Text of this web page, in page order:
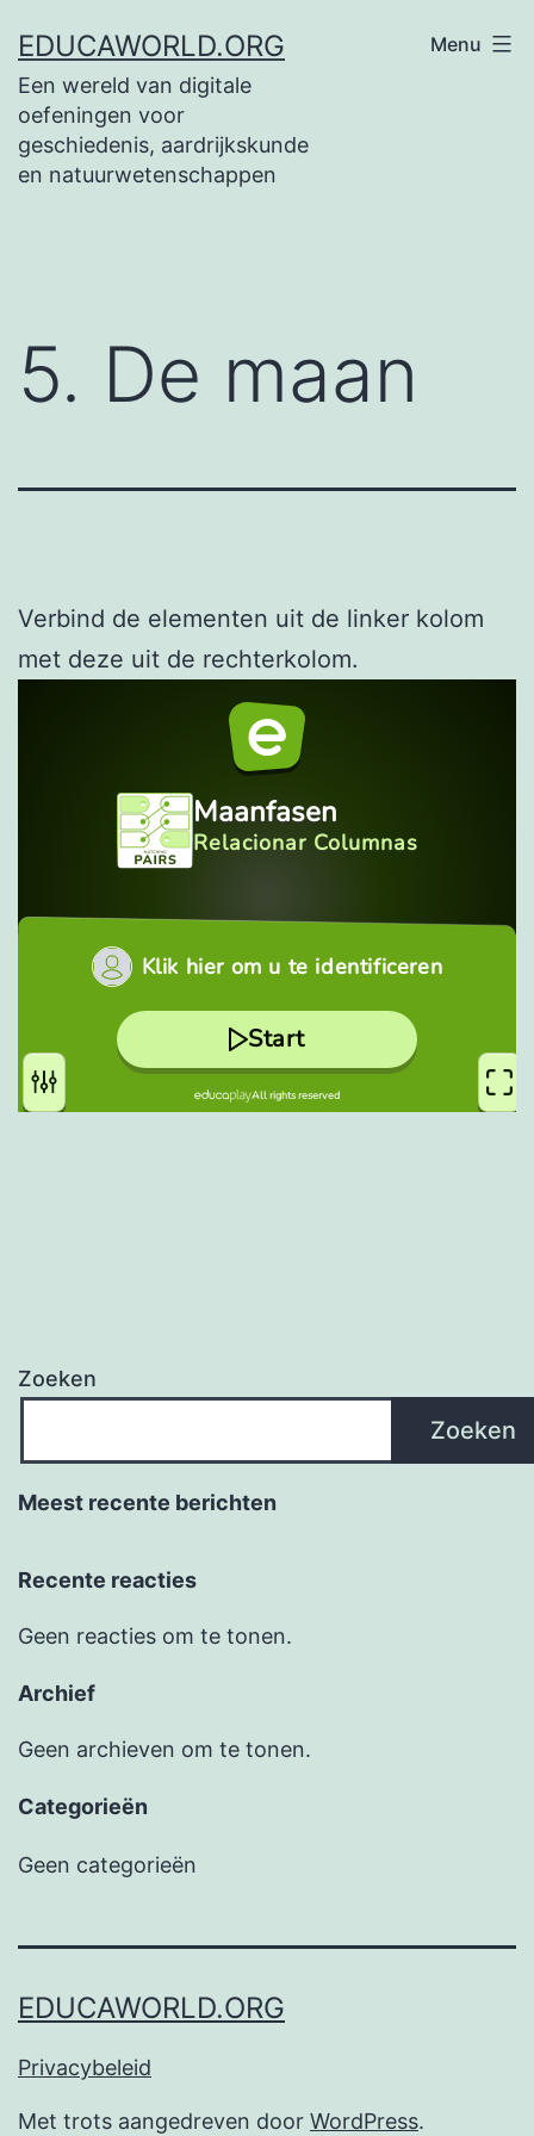
naar
de
inhoud
EDUCAWORLD.ORG
Een wereld van digitale
oefeningen voor
geschiedenis, aardrijkskunde
en natuurwetenschappen
Menu
5. De maan
Verbind de elementen uit de linker kolom
met deze uit de rechterkolom.
Zoeken
Zoeken
Meest recente berichten
Recente reacties
Geen reacties om te tonen.
Archief
Geen archieven om te tonen.
Categorieën
Geen categorieën
EDUCAWORLD.ORG
Privacybeleid
Met trots aangedreven door WordPress.